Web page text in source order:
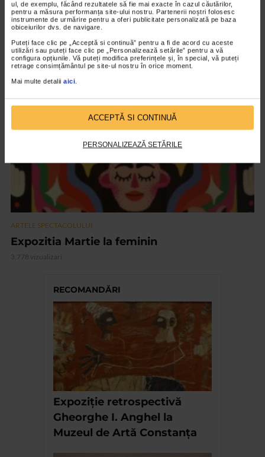
ul, de exemplu, făcând rezultatele să fie mai exacte în cazul căutărilor,
pentru a măsura performanța site-ului nostru. Partenerii noștri folosesc
instrumente de urmărire pentru a oferi publicitate personalizată pe baza
obiceiurilor dvs. de navigare.
Puteți face clic pe „Acceptă si continuă” pentru a fi de acord cu aceste
utilizări sau puteți face clic pe „Personalizează setările” pentru a vă
configura opțiunile. Vă puteți modifica preferințele și, în special, vă puteți
retrage consimțământul pe site-ul nostru în orice moment.
Mai multe detalii aici.
ACCEPTĂ SI CONTINUĂ
PERSONALIZEAZĂ SETĂRILE
ARTELE SPECTACOLULUI
PREMIERA FILMULUI DARUL ARIPILOR
12.601 vizualizari
ARTELE SPECTACOLULUI
Expozitia Martie la feminin
3.778 vizualizari
RECOMANDĂRI
Expoziție retrospectivă
Gheorghe I. Anghel la
Muzeul de Artă Constanța